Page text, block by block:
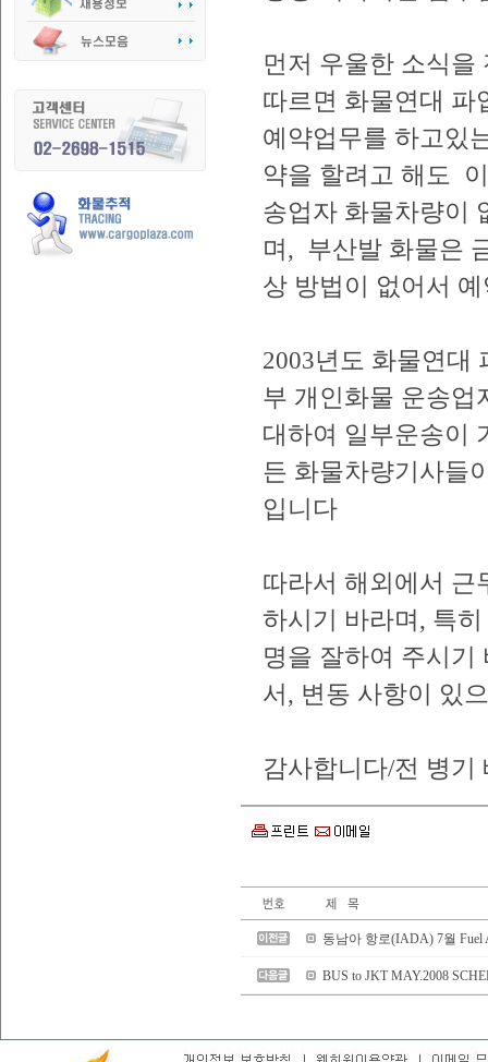
먼저 우울한 소식을
따르면 화물연대 파
예약업무를 하고있
약을 할려고 해도
송업자 화물차량이
며, 부산발 화물은
상 방법이 없어서
2003년도 화물연대
부 개인화물 운송업
대하여 일부운송이
든 화물차량기사들
입니다
따라서 해외에서 근
하시기 바라며, 특
명을 잘하여 주시기
서, 변동 사항이 있
감사합니다/전 병기
동남아 항로(IADA) 7월 Fuel
BUS to JKT MAY.2008